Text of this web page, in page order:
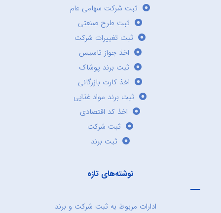
ثبت شرکت سهامی عام
ثبت طرح صنعتی
ثبت تغییرات شرکت
اخذ جواز تاسیس
ثبت برند پوشاک
اخذ کارت بازرگانی
ثبت برند مواد غذایی
اخذ کد اقتصادی
ثبت شرکت
ثبت برند
نوشته‌های تازه
ادارات مربوط به ثبت شرکت و برند